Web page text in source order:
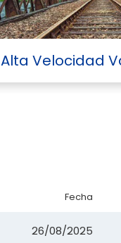
Alta Velocidad
Fecha
26/08/2025